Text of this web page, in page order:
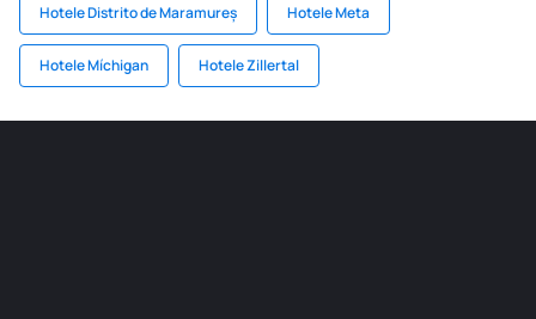
Hotele Distrito de Maramureș Hotele Meta
Hotele Míchigan Hotele Zillertal